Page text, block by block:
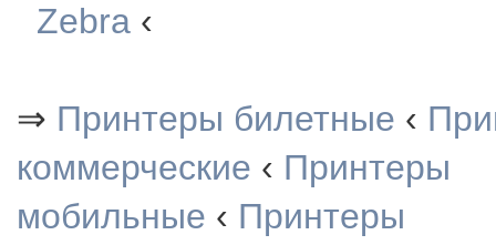
Zebra ‹
⇒ Принтеры билетные ‹
коммерческие ‹ Принтеры
мобильные ‹ Принтеры